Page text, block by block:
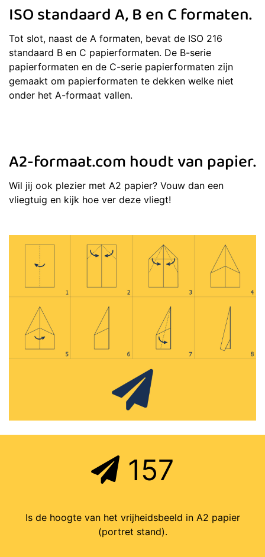
ISO standaard A, B en C formaten.
Tot slot, naast de A formaten, bevat de ISO 216
standaard B en C papierformaten. De B-serie
papierformaten en de C-serie papierformaten zijn
gemaakt om papierformaten te dekken welke niet
onder het A-formaat vallen.
A2-formaat.com houdt van papier.
Wil jij ook plezier met A2 papier? Vouw dan een
vliegtuig en kijk hoe ver deze vliegt!
157
Is de hoogte van het vrijheidsbeeld in A2 papier
(portret stand).